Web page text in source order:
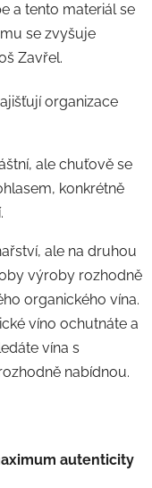
a tento materiál se
se zvyšuje
Zavřel.
organizace
ale chuťově se
konkrétně
ale na druhou
výroby rozhodně
organického vína.
víno ochutnáte a
vína s
nabídnou.
autenticity